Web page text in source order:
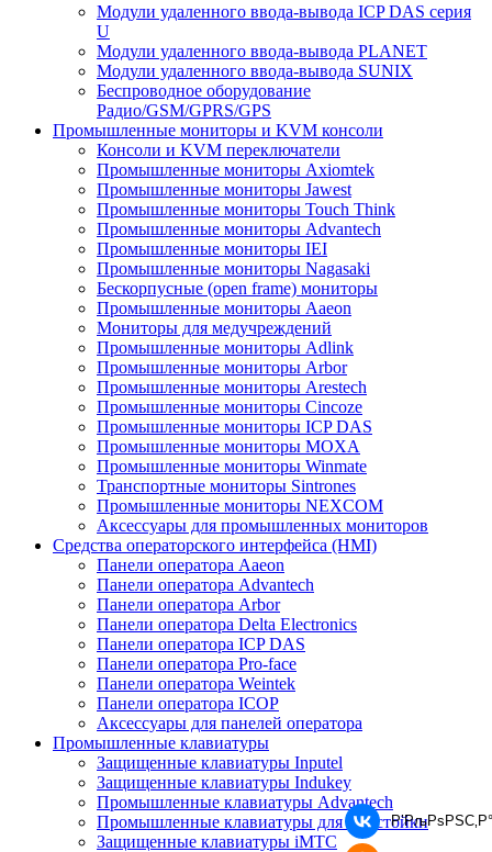
Модули удаленного ввода-вывода ICP DAS серия
U
Модули удаленного ввода-вывода PLANET
Модули удаленного ввода-вывода SUNIX
Беспроводное оборудование
Радио/GSM/GPRS/GPS
Промышленные мониторы и KVM консоли
Консоли и KVM переключатели
Промышленные мониторы Axiomtek
Промышленные мониторы Jawest
Промышленные мониторы Touch Think
Промышленные мониторы Advantech
Промышленные мониторы IEI
Промышленные мониторы Nagasaki
Бескорпусные (open frame) мониторы
Промышленные мониторы Aaeon
Мониторы для медучреждений
Промышленные мониторы Adlink
Промышленные мониторы Arbor
Промышленные мониторы Arestech
Промышленные мониторы Cincoze
Промышленные мониторы ICP DAS
Промышленные мониторы MOXA
Промышленные мониторы Winmate
Транспортные мониторы Sintrones
Промышленные мониторы NEXCOM
Аксессуары для промышленных мониторов
Средства операторского интерфейса (HMI)
Панели оператора Aaeon
Панели оператора Advantech
Панели оператора Arbor
Панели оператора Delta Electronics
Панели оператора ICP DAS
Панели оператора Pro-face
Панели оператора Weintek
Панели оператора ICOP
Аксессуары для панелей оператора
Промышленные клавиатуры
Защищенные клавиатуры Inputel
Защищенные клавиатуры Indukey
Промышленные клавиатуры Advantech
Промышленные клавиатуры для 19'' стойки
Защищенные клавиатуры iMTC